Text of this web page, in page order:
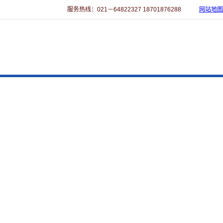
服务热线：021－64822327 18701876288 网站地图